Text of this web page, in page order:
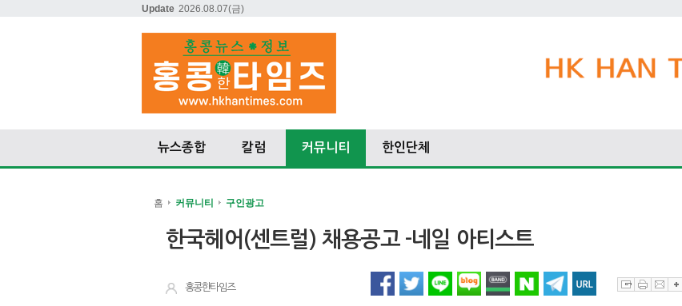
Update 2026.08.07(금)
뉴스종합 칼럼 커뮤니티 한인단체
홈 커뮤니티 구인광고
한국헤어(센트럴) 채용공고 -네일 아티스트
홍콩한타임즈